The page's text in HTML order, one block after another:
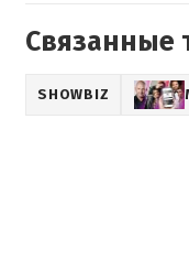
Связанные
SHOWBIZ